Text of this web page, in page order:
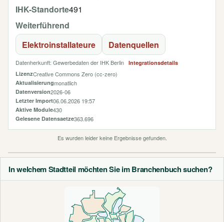
In welchem Stadtteil möchten Sie im Branchenbuch suchen?
IHK-Standorte491
Weiterführend
Elektroinstallateure
Datenquellen
Datenherkunft: Gewerbedaten der IHK Berlin Integrationsdetails
LizenzCreative Commons Zero (cc-zero)
Aktualisierungmonatlich
Datenversion2026-06
Letzter Import06.06.2026 19:57
Aktive Module430
Gelesene Datensaetze363.696
Es wurden leider keine Ergebnisse gefunden.